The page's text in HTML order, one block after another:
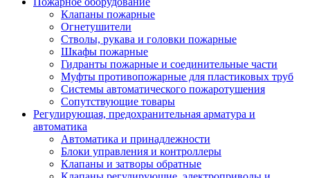
Клапаны пожарные
Огнетушители
Стволы, рукава и головки пожарные
Шкафы пожарные
Гидранты пожарные и соединительные части
Муфты противопожарные для пластиковых труб
Системы автоматического пожаротушения
Сопутствующие товары
Регулирующая, предохранительная арматура и
автоматика
Автоматика и принадлежности
Блоки управления и контроллеры
Клапаны и затворы обратные